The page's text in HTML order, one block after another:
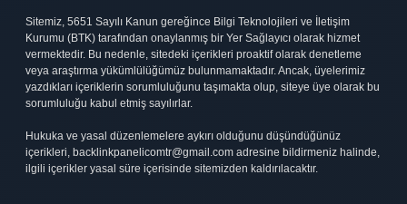
Sitemiz, 5651 Sayılı Kanun gereğince Bilgi Teknolojileri ve İletişim
Kurumu (BTK) tarafından onaylanmış bir Yer Sağlayıcı olarak hizmet
vermektedir. Bu nedenle, sitedeki içerikleri proaktif olarak denetleme
veya araştırma yükümlülüğümüz bulunmamaktadır. Ancak, üyelerimiz
yazdıkları içeriklerin sorumluluğunu taşımakta olup, siteye üye olarak bu
sorumluluğu kabul etmiş sayılırlar.
Hukuka ve yasal düzenlemelere aykırı olduğunu düşündüğünüz
içerikleri, backlinkpanelicomtr@gmail.com adresine bildirmeniz halinde,
ilgili içerikler yasal süre içerisinde sitemizden kaldırılacaktır.